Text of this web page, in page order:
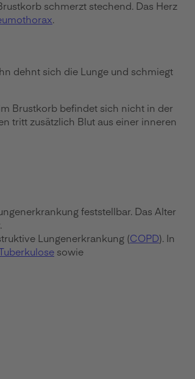
schmerzt stechend. Das Herz
.
dehnt sich die Lunge und schmiegt
Brustkorb befindet sich nicht in der
tritt zusätzlich Blut aus einer inneren
feststellbar. Das Alter
Lungenerkrankung (COPD). In
sowie